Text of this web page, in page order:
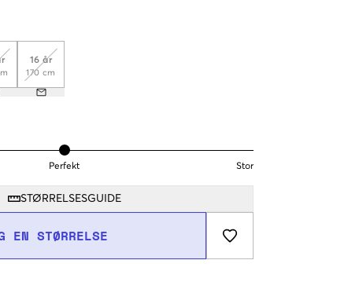
16 år
170 cm
Perfekt Stor
STØRRELSESGUIDE
EN STØRRELSE